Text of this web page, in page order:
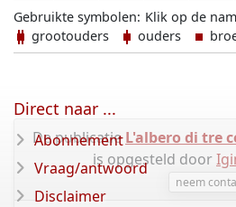
Klik op de
Gebruikte symbolen:
grootouders
ouders
De publicatieL'albero di tre
is opgesteld door
neem
Direct naar ...
Abonnement
Vraag/antwoord
Disclaimer